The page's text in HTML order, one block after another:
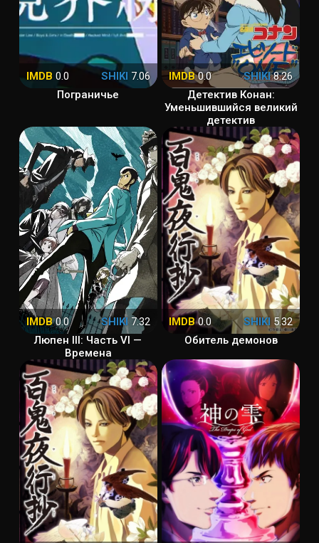
IMDB 0.0 SHIKI 7.06
Пограничье
IMDB0.0 SHIKI8.26
Детектив Конан:
Уменьшившийся великий
детектив
IMDB0.0 SHIKI7.32
Люпен III: Часть VI —
Времена
IMDB0.0 SHIKI 5.32
Обитель демонов